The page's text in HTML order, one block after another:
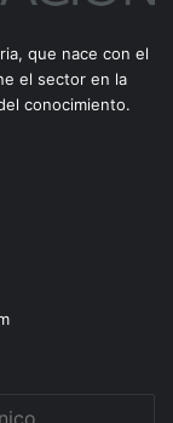
que nace con el
el sector en la
conocimiento.